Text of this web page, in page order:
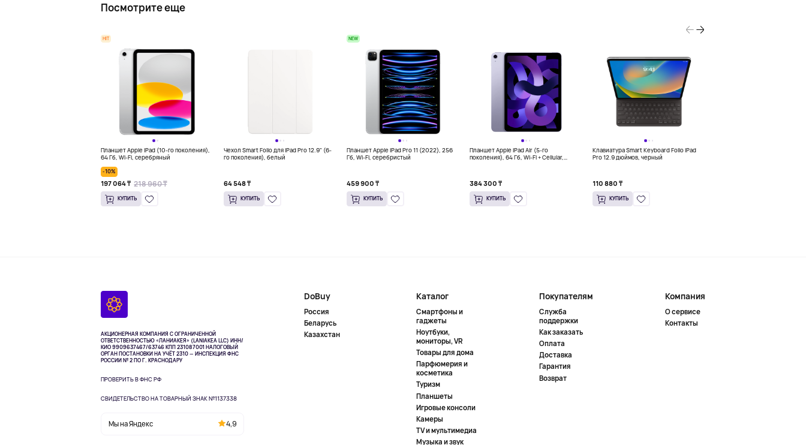
Посмотрите еще
HIT
Планшет Apple iPad (10-го поколения),
64 Гб, Wi-Fi, серебряный
-10%
197 064 ₸ 218 960 ₸
КУПИТЬ
Чехол Smart Folio для iPad Pro 12.9" (6-
го поколения), белый
64 548 ₸
КУПИТЬ
NEW
Планшет Apple iPad Pro 11 (2022), 256
Гб, Wi-Fi, серебристый
459 900 ₸
КУПИТЬ
Планшет Apple iPad Air (5-го
поколения), 64 Гб, Wi-Fi + Cellular,
384 300 ₸
КУПИТЬ
Клавиатура Smart Keyboard Folio iPad
Pro 12.9 дюймов, черный
110 880 ₸
КУПИТЬ
АКЦИОНЕРНАЯ КОМПАНИЯ С ОГРАНИЧЕННОЙ
ОТВЕТСТВЕННОСТЬЮ «ЛАНИАКЕЯ» (LANIAKEA LLC) ИНН/
КИО 9909637467/63746 КПП 231087001 НАЛОГОВЫЙ
ОРГАН ПОСТАНОВКИ НА УЧЁТ 2310 — ИНСПЕКЦИЯ ФНС
РОССИИ № 2 ПО Г. КРАСНОДАРУ
ПРОВЕРИТЬ В ФНС РФ
СВИДЕТЕЛЬСТВО НА ТОВАРНЫЙ ЗНАК №1137338
Мы на Яндекс 4,9
DoBuy
Россия
Беларусь
Казахстан
Каталог
Смартфоны и
гаджеты
Ноутбуки,
мониторы, VR
Товары для дома
Парфюмерия и
косметика
Туризм
Планшеты
Игровые консоли
Камеры
TV и мультимедиа
Музыка и звук
Покупателям
Служба
поддержки
Как заказать
Оплата
Доставка
Гарантия
Возврат
Компания
О сервисе
Контакты